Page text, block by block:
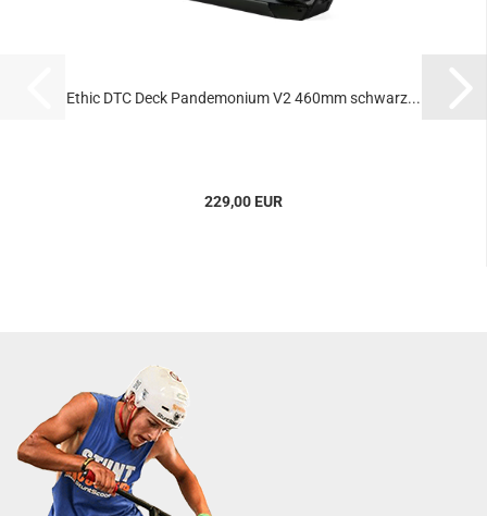
Ethic DTC Deck Pandemonium V2 460mm schwarz...
229,00 EUR